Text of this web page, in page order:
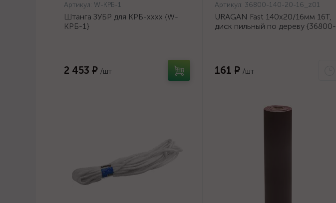
Артикул: W-КРБ-1
Штанга ЗУБР для КРБ-хххх {W-
КРБ-1}
2 453 ₽ /шт
Артикул: 36800-140-20-16_z01
URAGAN Fast 140x20/16мм 16Т,
диск пильный по дереву {36800-
161 ₽ /шт